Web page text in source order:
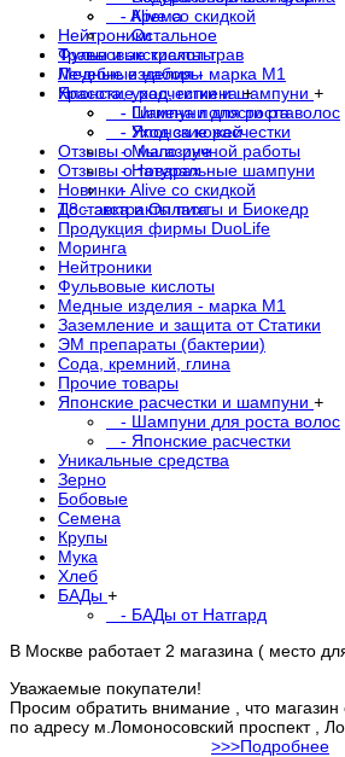
- Alive со скидкой
Нейтроники
Фульвовые кислоты
Медные изделия - марка М1
Японские расчестки и шампуни +
- Шампуни для роста волос
- Японские расчестки
Отзывы о магазине
Отзывы о товарах
Новинки
Доставка и Оплата
- Крема
- Остальное
Травы и экстракты трав
Лечебные наборы
Красота, уход, гигиена+
- Гигиена полости рта
- Уход за кожей
- Мыло ручной работы
- Натуральные шампуни
- Alive со скидкой
Т8 - экстракты пихты и Биокедр
Продукция фирмы DuoLife
Моринга
Нейтроники
Фульвовые кислоты
Медные изделия - марка М1
Заземление и защита от Статики
ЭМ препараты (бактерии)
Сода, кремний, глина
Прочие товары
Японские расчестки и шампуни +
- Шампуни для роста волос
- Японские расчестки
Уникальные средства
Зерно
Бобовые
Семена
Крупы
Мука
Хлеб
БАДы +
- БАДы от Натгард
В Москве работает 2 магазина ( место
Уважаемые покупатели!
Просим обратить внимание , что
по адресу м.Ломоносовский проспект ,
>>>Подробнее